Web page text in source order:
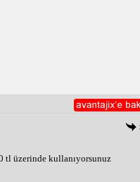
tl üzerinde kullanıyorsunuz